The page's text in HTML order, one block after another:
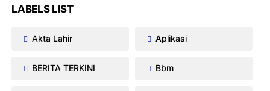
LABELS LIST
Akta Lahir Aplikasi
BERITA TERKINI Bbm